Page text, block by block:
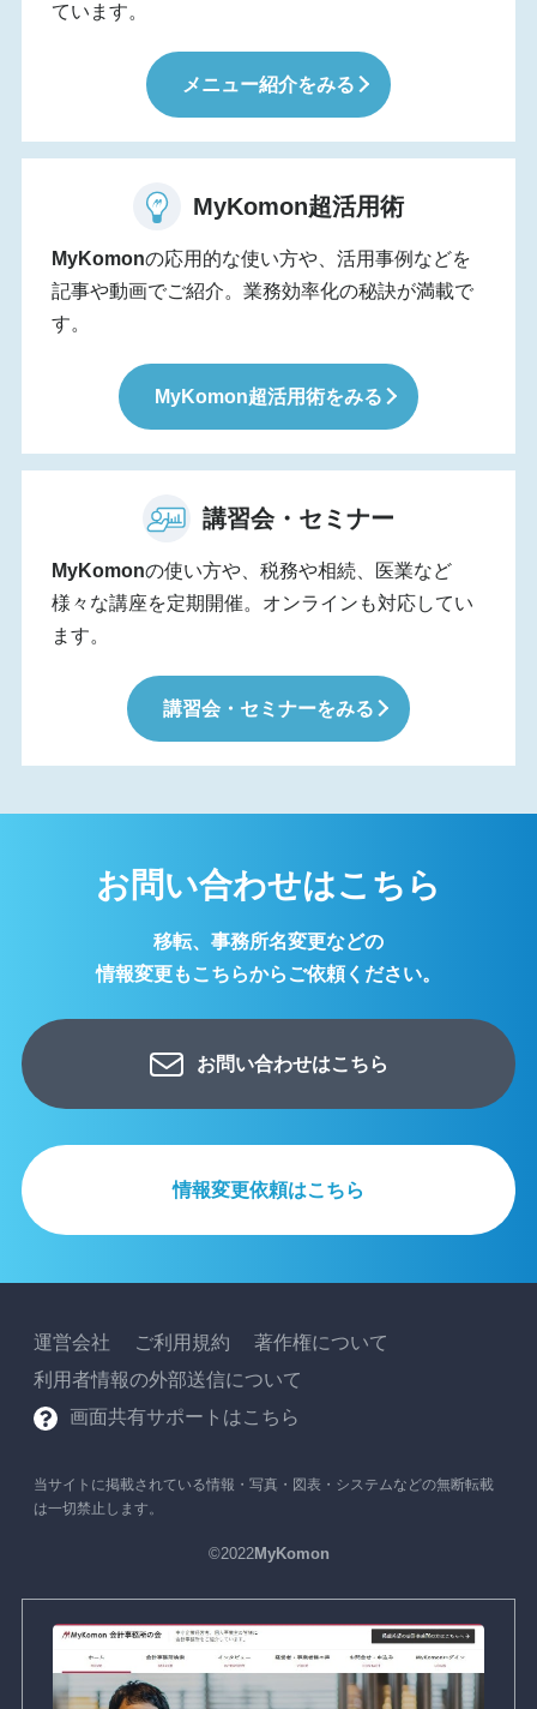
ています。
メニュー紹介をみる
MyKomon超活用術
MyKomonの応用的な使い方や、活用事例などを
記事や動画でご紹介。業務効率化の秘訣が満載で
す。
MyKomon超活用術をみる
講習会・セミナー
MyKomonの使い方や、税務や相続、医業など
様々な講座を定期開催。オンラインも対応してい
ます。
講習会・セミナーをみる
お問い合わせはこちら
移転、事務所名変更などの
情報変更もこちらからご依頼ください。
お問い合わせはこちら
情報変更依頼はこちら
運営会社 ご利用規約
著作権について
利用者情報の外部送信について
画面共有サポートはこちら
当サイトに掲載されている情報・写真・図表・システムなどの無断転載
は一切禁止します。
©2022MyKomon